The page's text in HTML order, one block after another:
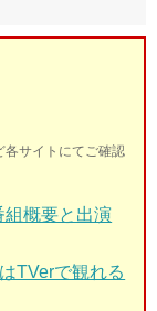
各サイトにてご確認
組概要と出演
TVerで観れる